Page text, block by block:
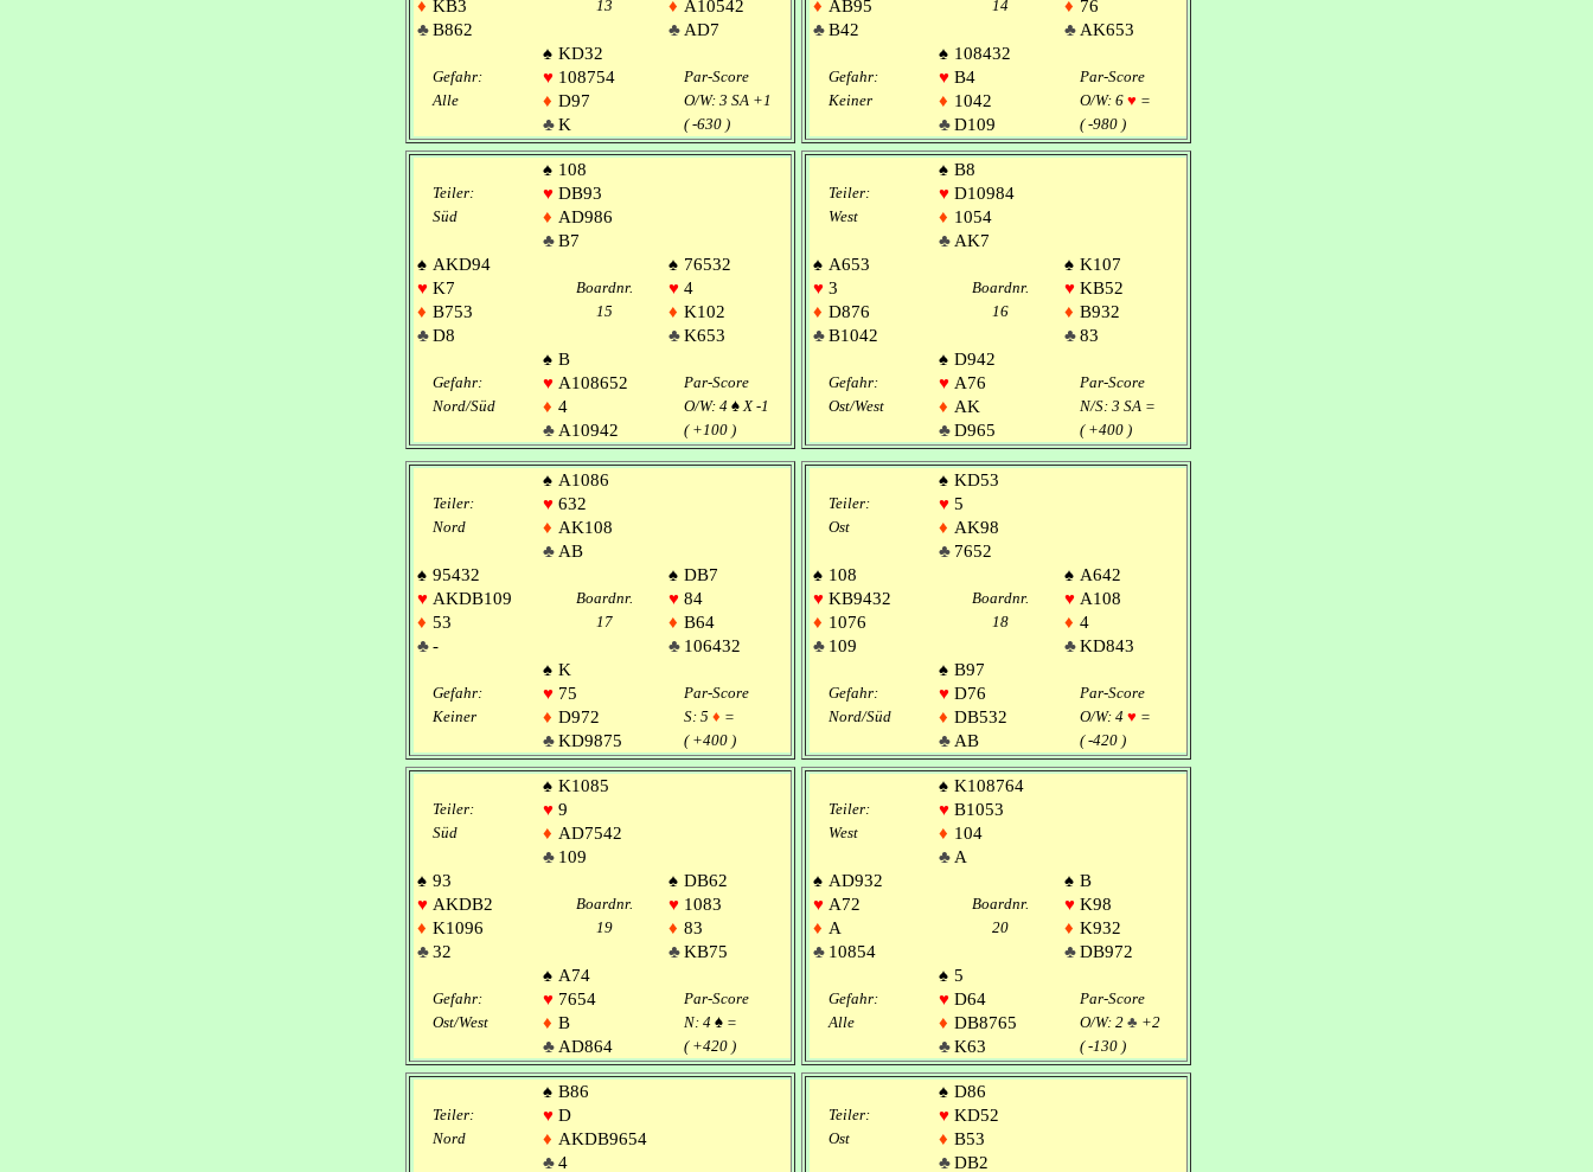
♦ KB3 13 ♦ A10542
♣B862 ♣ AD7
♠ KD32
Gefahr: ♥ 108754
Par-Score
Alle
♦ D97 O/W: 3 SA +1
♣K ( -630 )
♦ AB95 14 ♦ 76
♣B42 ♣ AK653
♠ 108432
Gefahr: ♥ B4
Par-Score
Keiner
♦ 1042 O/W: 6 ♥ =
♣D109 ( -980 )
♠ 108
Teiler: ♥ DB93
Süd ♦ AD986
♣B7
♠ AKD94 ♠ 76532
♥ K7 Boardnr. ♥ 4
♦ B753 15 ♦ K102
♣D8 ♣K653
♠ B
Gefahr: ♥ A108652
Par-Score
Nord/Süd
♦ 4 O/W: 4 ♠X -1
♣ A10942 ( +100 )
♠ B8
Teiler: ♥ D10984
West ♦ 1054
♣ AK7
♠ A653 ♠ K107
♥ 3 Boardnr. ♥ KB52
♦ D876 16 ♦ B932
♣B1042 ♣83
♠ D942
Gefahr: ♥ A76
Par-Score
Ost/West
♦ AK N/S: 3 SA =
♣D965 ( +400 )
♠ A1086
Teiler: ♥ 632
Nord ♦ AK108
♣ AB
♠ 95432 ♠ DB7
♥ AKDB109 Boardnr. ♥ 84
♦ 53 17 ♦ B64
♣- ♣ 106432
♠ K
Gefahr: ♥ 75
Par-Score
Keiner
♦ D972 S: 5 ♦ =
♣KD9875 ( +400 )
♠ KD53
Teiler: ♥ 5
Ost ♦ AK98
♣ 7652
♠ 108 ♠ A642
♥ KB9432 Boardnr. ♥ A108
♦ 1076 18 ♦ 4
♣ 109 ♣KD843
♠ B97
Gefahr: ♥ D76
Par-Score
Nord/Süd
♦ DB532 O/W: 4 ♥ =
♣ AB ( -420 )
♠ K1085
Teiler: ♥ 9
Süd ♦ AD7542
♣ 109
♠ 93 ♠ DB62
♥ AKDB2 Boardnr. ♥ 1083
♦ K1096 19 ♦ 83
♣32 ♣KB75
♠ A74
Gefahr: ♥ 7654
Par-Score
Ost/West
♦ B N: 4 ♠ =
♣ AD864 ( +420 )
♠ K108764
Teiler: ♥ B1053
West ♦ 104
♣ A
♠ AD932 ♠ B
♥ A72 Boardnr. ♥ K98
♦ A 20 ♦ K932
♣ 10854 ♣DB972
♠ 5
Gefahr: ♥ D64
Par-Score
Alle
♦ DB8765 O/W: 2 ♣ +2
♣K63 ( -130 )
♠ B86
Teiler: ♥ D
Nord ♦ AKDB9654
♣4
♠ D86
Teiler: ♥ KD52
Ost ♦ B53
♣DB2